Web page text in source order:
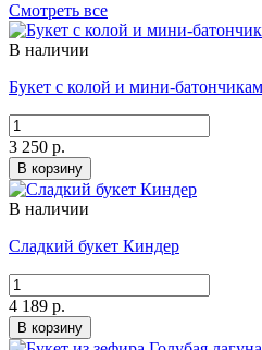
Смотреть все
В наличии
Букет с колой и мини-
3 250 р.
В корзину
В наличии
Сладкий букет Киндер
4 189 р.
В корзину